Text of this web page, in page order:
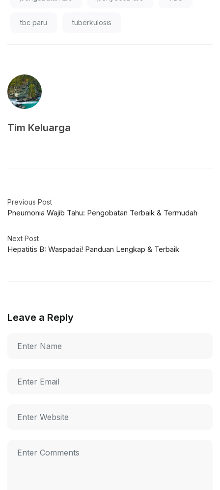
tbc paru tuberkulosis
Tim Keluarga
Previous Post
Pneumonia Wajib Tahu: Pengobatan Terbaik & Termudah
Next Post
Hepatitis B: Waspadai! Panduan Lengkap & Terbaik
Leave a Reply